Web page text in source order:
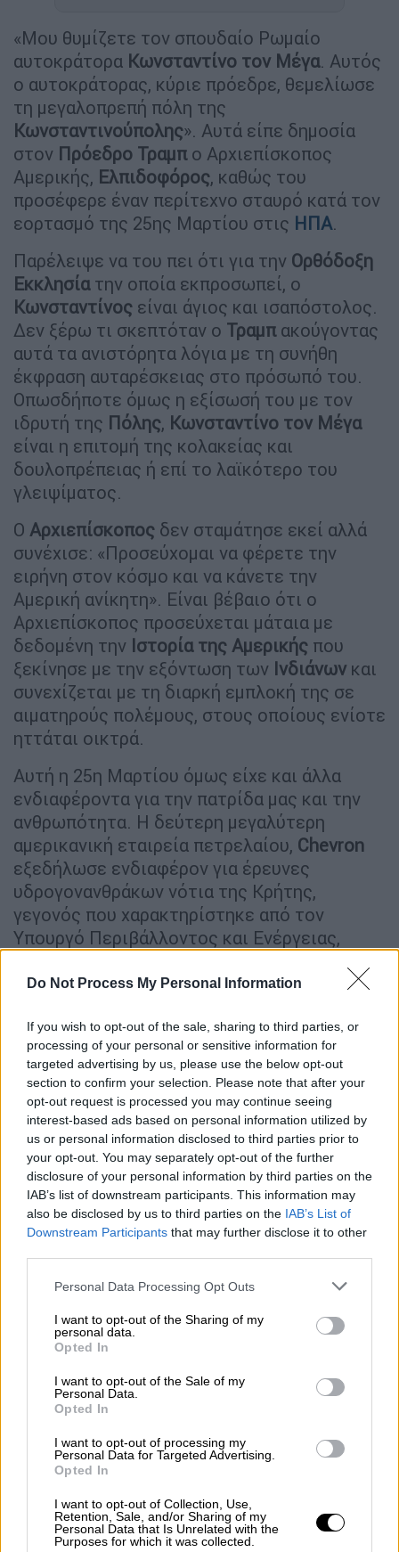
Do Not Process My Personal Information
If you wish to opt-out of the sale, sharing to third parties, or
processing of your personal or sensitive information for
targeted advertising by us, please use the below opt-out
section to confirm your selection. Please note that after your
opt-out request is processed you may continue seeing
interest-based ads based on personal information utilized by
us or personal information disclosed to third parties prior to
your opt-out. You may separately opt-out of the further
disclosure of your personal information by third parties on the
IAB’s list of downstream participants. This information may
also be disclosed by us to third parties on the IAB’s List of
Downstream Participants that may further disclose it to other
Please note that this website/app uses one or more Google
not limited to your visit or usage behaviour. You may click to
grant or deny consent to Google and its third-party tags to
use your data for below specified purposes in below Google
consent section.
Personal Data Processing Opt Outs
I want to opt-out of the Sharing of my
personal data.
Opted In
I want to opt-out of the Sale of my
Personal Data.
Opted In
I want to opt-out of processing my
Personal Data for Targeted Advertising.
Opted In
I want to opt-out of Collection, Use,
Retention, Sale, and/or Sharing of my
Personal Data that Is Unrelated with the
Purposes for which it was collected.
«Μου θυμίζετε τον σπουδαίο Ρωμαίο
αυτοκράτορα Κωνσταντίνο τον Μέγα. Αυτός
ο αυτοκράτορας, κύριε πρόεδρε, θεμελίωσε
τη μεγαλοπρεπή πόλη της
Κωνσταντινούπολης». Αυτά είπε δημοσία
στον Πρόεδρο Τραμπο Αρχιεπίσκοπος
Αμερικής, Ελπιδοφόρος, καθώς του
προσέφερε έναν περίτεχνο σταυρό κατά τον
εορτασμό της 25ης Μαρτίου στις ΗΠΑ.
Παρέλειψε να του πει ότι για την Ορθόδοξη
Εκκλησίατην οποία εκπροσωπεί, ο
Κωνσταντίνος είναι άγιος και ισαπόστολος.
Δεν ξέρω τι σκεπτόταν ο Τραμπακούγοντας
αυτά τα ανιστόρητα λόγια με τη συνήθη
έκφραση αυταρέσκειας στο πρόσωπό του.
Οπωσδήποτε όμως η εξίσωσή του με τον
ιδρυτή της Πόλης, Κωνσταντίνο τον Μέγα
είναι η επιτομή της κολακείας και
δουλοπρέπειας ή επί το λαϊκότερο του
γλειψίματος.
Ο Αρχιεπίσκοπος δεν σταμάτησε εκεί αλλά
συνέχισε: «Προσεύχομαι να φέρετε την
ειρήνη στον κόσμο και να κάνετε την
Αμερική ανίκητη». Είναι βέβαιο ότι ο
Αρχιεπίσκοπος προσεύχεται μάταια με
δεδομένη την Ιστορία της Αμερικής που
ξεκίνησε με την εξόντωση των Ινδιάνων και
συνεχίζεται με τη διαρκή εμπλοκή της σε
αιματηρούς πολέμους, στους οποίους ενίοτε
ηττάται οικτρά.
Αυτή η 25η Μαρτίου όμως είχε και άλλα
ενδιαφέροντα για την πατρίδα μας και την
ανθρωπότητα. Η δεύτερη μεγαλύτερη
αμερικανική εταιρεία πετρελαίου, Chevron
εξεδήλωσε ενδιαφέρον για έρευνες
υδρογονανθράκων νότια της Κρήτης,
γεγονός που χαρακτηρίστηκε από τον
Υπουργό Περιβάλλοντος και Ενέργειας,
εξέλιξη». Κατά τον Υπουργό, «Το γεγονός
Ελλάδα».
ΗChevronμαζί με τηνExxonMobilείναι οι
δύο γιγάντιες εταιρείες που αυτή τη στιγμή
έχουν εκδηλώσει έντονο ενδιαφέρον για
εξορύξεις υδρογονανθράκων στη χώρα μας.
Και είναι οι εταιρείες που συμβάλλουν τα
μέγιστα στην κλιματική κρίση. Με την
επόμενη μεγάλη πυρκαγιά ή πλημμύρα, με τον
επόμενο καταστροφικό καύσωνα, με την
επόμενη παρατεταμένη ξηρασία το
ειρωνικό τρόπο είναι και Περιβάλλοντος, θα
μιλάει για την κλιματική κρίση και την
ατομική ευθύνη του καθενός αλλά όχι τη
Ας δούμε όμως κάποια γεγονότα από την
χώρες που τότε ονομάζονταν τριτοκοσμικές
και η εταιρεία τους είχε δώσει «ψήφο
εμπιστοσύνης». Η θυγατρική της
Texaco ελευθέρωσε προ ετών στο τροπικό
δάσος στο Οριέντε του Εκουαδόρ